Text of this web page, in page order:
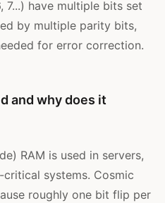
7...) have multiple bits set
by multiple parity bits,
for error correction.
and why does it
RAM is used in servers,
systems. Cosmic
roughly one bit flip per